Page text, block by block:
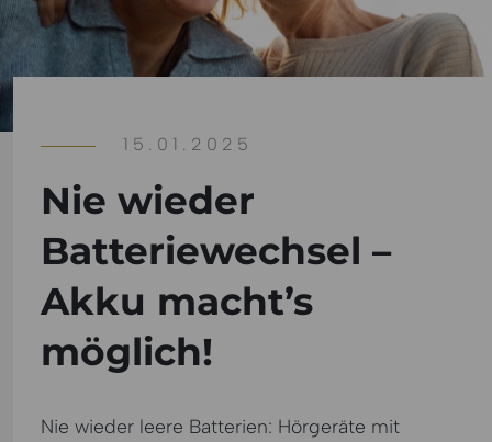
15.01.2025
Nie wieder
Batteriewechsel –
Akku macht’s
möglich!
Nie wieder leere Batterien: Hörgeräte mit